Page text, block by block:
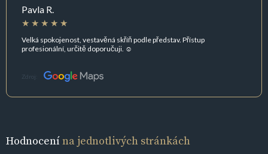
Pavla R.
Velká spokojenost, vestavěná skříň podle představ. Přístup
profesionální, určitě doporučuji. ☺️
Zdroj:
Hodnocenína jednotlivých stránkách